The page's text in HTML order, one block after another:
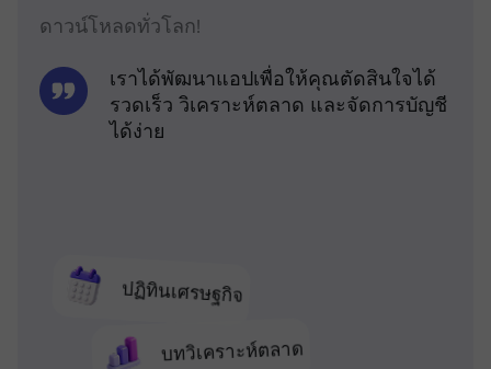
ดาวน์โหลดทั่วโลก!
ปฏิทินเศรษฐกิจ
บทวิเคราะห์ตลาด
เราได้พัฒนาแอปเพื่อให้คุณตัดสินใจได้
รวดเร็ว วิเคราะห์ตลาด และจัดการบัญชี
ได้ง่าย